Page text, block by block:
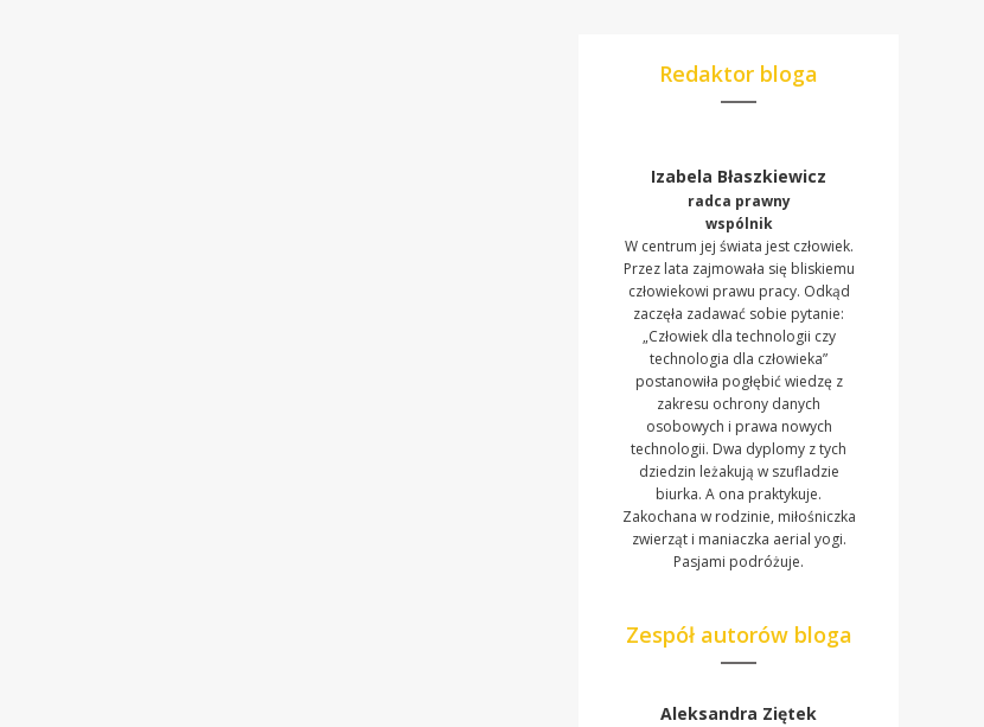
Redaktor bloga
Izabela Błaszkiewicz
radca prawny
wspólnik
W centrum jej świata jest człowiek.
Przez lata zajmowała się bliskiemu
człowiekowi prawu pracy. Odkąd
zaczęła zadawać sobie pytanie:
„Człowiek dla technologii czy
technologia dla człowieka”
postanowiła pogłębić wiedzę z
zakresu ochrony danych
osobowych i prawa nowych
technologii. Dwa dyplomy z tych
dziedzin leżakują w szufladzie
biurka. A ona praktykuje.
Zakochana w rodzinie, miłośniczka
zwierząt i maniaczka aerial yogi.
Pasjami podróżuje.
Zespół autorów bloga
Aleksandra Ziętek